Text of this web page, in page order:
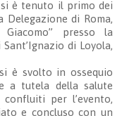
si è tenuto il primo dei
di Roma,
presso la
di Loyola,
è svolto in ossequio
a tutela della salute
per l’evento,
e concluso con un